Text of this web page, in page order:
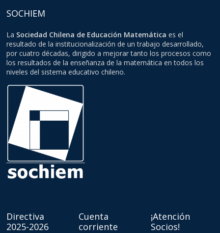
SOCHIEM
La Sociedad Chilena de Educación Matemática es el
resultado de la institucionalización de un trabajo desarrollado,
por cuatro décadas, dirigido a mejorar tanto los procesos como
los resultados de la enseñanza de la matemática en todos los
niveles del sistema educativo chileno.
Directiva
2025-2026
Cuenta
corriente
¡Atención
Socios!